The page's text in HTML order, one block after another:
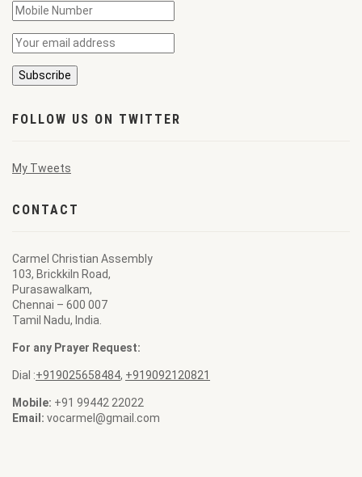
FOLLOW US ON TWITTER
My Tweets
CONTACT
Carmel Christian Assembly
103, Brickkiln Road,
Purasawalkam,
Chennai – 600 007
Tamil Nadu, India.
For any Prayer Request:
Dial :+919025658484, +919092120821
Mobile: +91 99442 22022
Email: vocarmel@gmail.com